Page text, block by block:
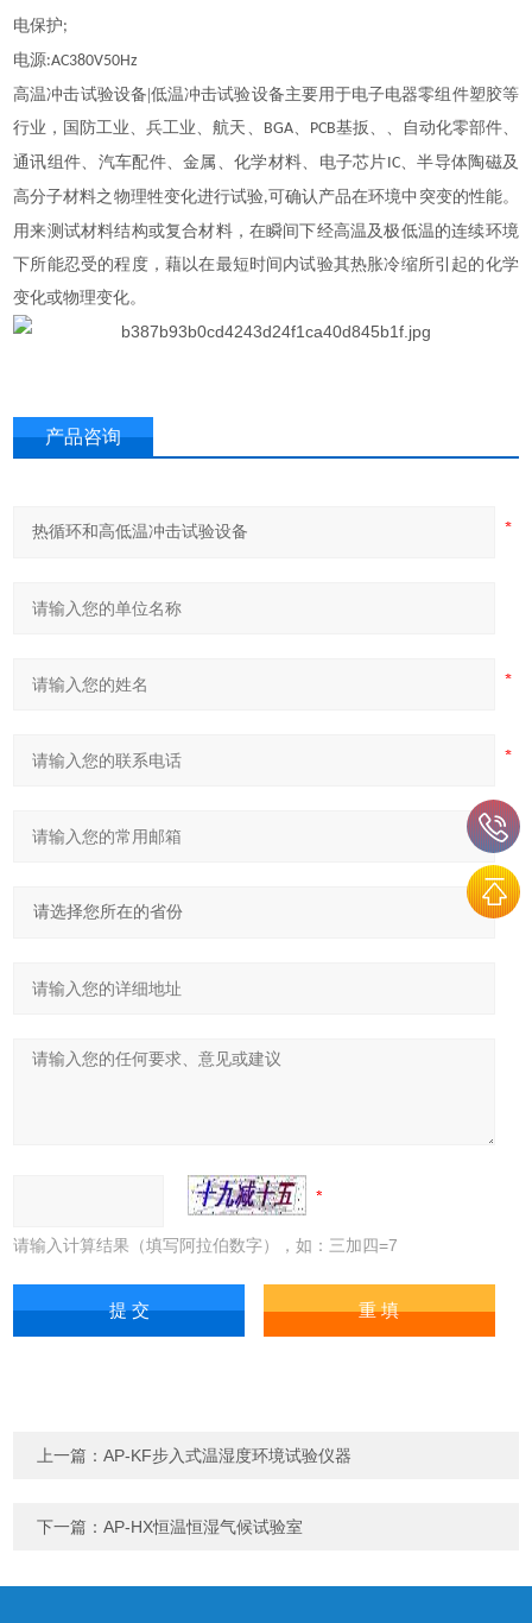
电保护;
电源:AC380V50Hz
高温冲击试验设备 |低温冲击试验设备主要用于电子电器零组件塑胶等
行业，国防工业、兵工业、航天、 BGA、 PCB基扳、、自动化零部件、
通讯组件、汽车配件、金属、化学材料、电子芯片IC、半导体陶磁及
高分子材料之物理牲变化进行试验,可确认产品在环境中突变的性能。
用来测试材料结构或复合材料，在瞬间下经高温及极低温的连续环境
下所能忍受的程度，藉以在最短时间内试验其热胀冷缩所引起的化学
变化或物理变化。
产品咨询
请输入计算结果（填写阿拉伯数字），如：三加四=7
上一篇：AP-KF步入式温湿度环境试验仪器
下一篇：AP-HX恒温恒湿气候试验室